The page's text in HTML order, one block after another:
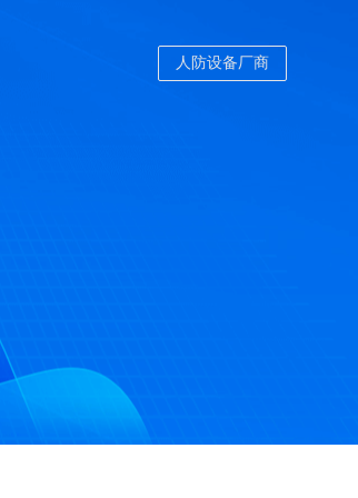
人防设备厂商